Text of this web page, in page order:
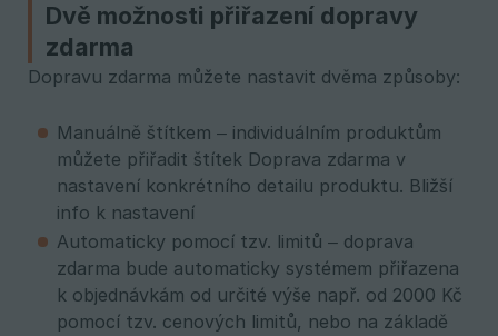
Dvě možnosti přiřazení dopravy
zdarma
Dopravu zdarma můžete nastavit dvěma způsoby:
Manuálně štítkem – individuálním produktům
můžete přiřadit štítek Doprava zdarma v
nastavení konkrétního detailu produktu. Bližší
info k nastavení
Automaticky pomocí tzv. limitů – doprava
zdarma bude automaticky systémem přiřazena
k objednávkám od určité výše např. od 2000 Kč
pomocí tzv. cenových limitů, nebo na základě